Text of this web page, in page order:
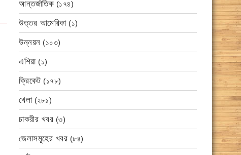
আন্তর্জাতিক (১৭৪)
উত্তর আমেরিকা(১)
উন্নয়ন (১০৩)
এশিয়া(১)
ক্রিকেট (১৭৮)
খেলা(২৮১)
চাকরীর খবর (৩)
জেলাসমূহের খবর (৮৪)